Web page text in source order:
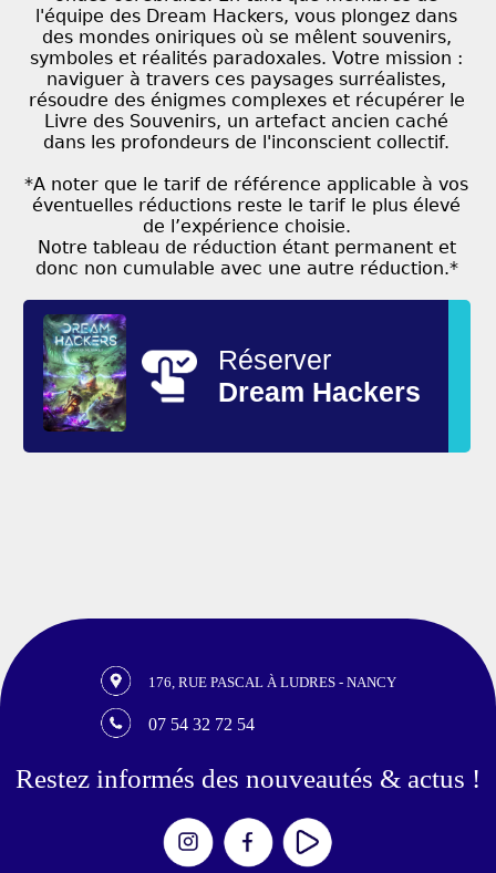
l'équipe des Dream Hackers, vous plongez dans
des mondes oniriques où se mêlent souvenirs,
symboles et réalités paradoxales. Votre mission :
naviguer à travers ces paysages surréalistes,
résoudre des énigmes complexes et récupérer le
Livre des Souvenirs, un artefact ancien caché
dans les profondeurs de l'inconscient collectif.
*A noter que le tarif de référence applicable à vos
éventuelles réductions reste le tarif le plus élevé
de l’expérience choisie.
Notre tableau de réduction étant permanent et
donc non cumulable avec une autre réduction.*
Réserver
Dream Hackers
176, RUE PASCAL À LUDRES - NANCY
07 54 32 72 54
Restez informés des nouveautés & actus !